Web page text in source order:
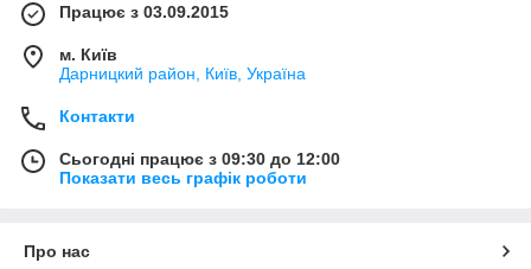
Працює з 03.09.2015
м. Київ
Дарницкий район, Київ, Україна
Контакти
Сьогодні працює з 09:30 до 12:00
Показати весь графік роботи
Про нас